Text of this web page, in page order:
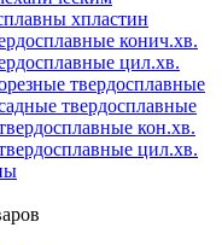
хпластин
конич.хв.
цил.хв.
твердосплавные
твердосплавные
кон.хв.
цил.хв.